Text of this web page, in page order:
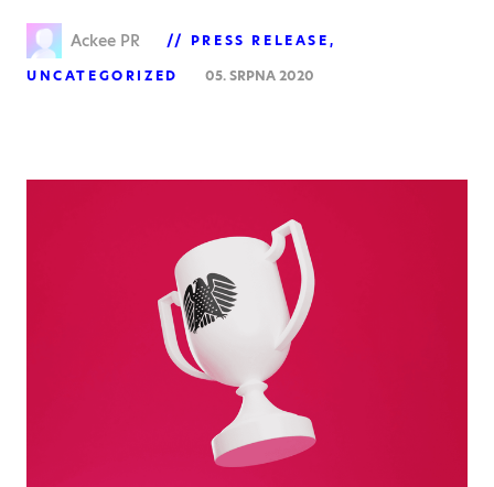
Ackee PR
PRESS RELEASE
UNCATEGORIZED
05. SRPNA 2020